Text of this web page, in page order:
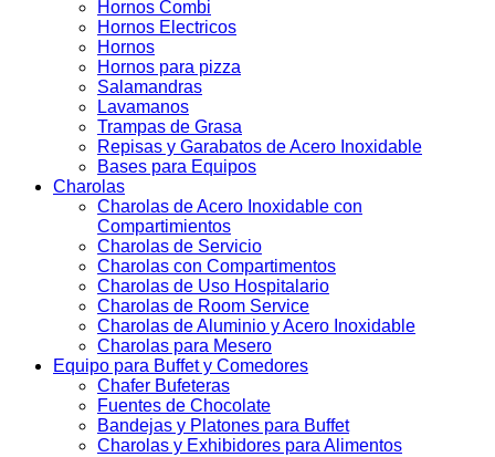
Hornos Combi
Hornos Electricos
Hornos
Hornos para pizza
Salamandras
Lavamanos
Trampas de Grasa
Repisas y Garabatos de Acero Inoxidable
Bases para Equipos
Charolas
Charolas de Acero Inoxidable con
Compartimientos
Charolas de Servicio
Charolas con Compartimentos
Charolas de Uso Hospitalario
Charolas de Room Service
Charolas de Aluminio y Acero Inoxidable
Charolas para Mesero
Equipo para Buffet y Comedores
Chafer Bufeteras
Fuentes de Chocolate
Bandejas y Platones para Buffet
Charolas y Exhibidores para Alimentos